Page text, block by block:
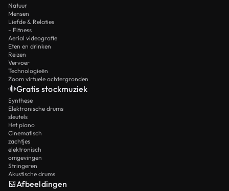
Natuur
Mensen
Liefde & Relaties
- Fitness
Aerial videografie
Eten en drinken
Reizen
Vervoer
Technologieën
Zoom virtuele achtergronden
Gratis stockmuziek
Synthese
Elektronische drums
sleutels
Het piano
Cinematisch
zachtjes
elektronisch
omgevingen
Stringeren
Akustische drums
Afbeeldingen